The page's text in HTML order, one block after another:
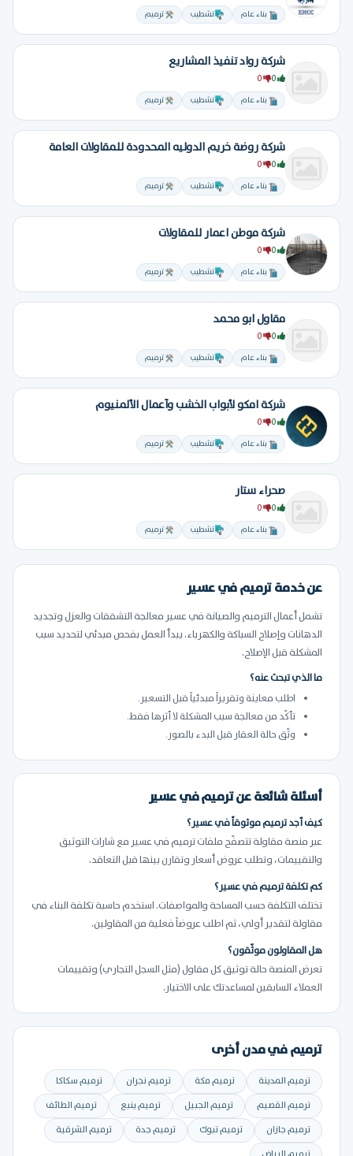
بناء عام تشطيب ترميم
شركة رواد تنفيذ المشاريع
بناء عام تشطيب ترميم
شركة روضة خريم الدوليه المحدودة للمقاولات العامة
بناء عام تشطيب ترميم
شركة موطن اعمار للمقاولات
بناء عام تشطيب ترميم
مقاول ابو محمد
بناء عام تشطيب ترميم
شركة امكو لأبواب الخشب وأعمال الألمنيوم
بناء عام تشطيب ترميم
صحراء ستار
بناء عام تشطيب ترميم
عن خدمة ترميم في عسير
تشمل أعمال الترميم والصيانة في عسير معالجة التشققات والعزل وتجديد
الدهانات وإصلاح السباكة والكهرباء. يبدأ العمل بفحص مبدئي لتحديد سبب
المشكلة قبل الإصلاح.
ما الذي تبحث عنه؟
اطلب معاينة وتقريراً مبدئياً قبل التسعير.
تأكّد من معالجة سبب المشكلة لا أثرها فقط.
وثّق حالة العقار قبل البدء بالصور.
أسئلة شائعة عن ترميم في عسير
كيف أجد ترميم موثوقاً في عسير؟
عبر منصة مقاولة تتصفّح ملفات ترميم في عسير مع شارات التوثيق
والتقييمات، وتطلب عروض أسعار وتقارن بينها قبل التعاقد.
كم تكلفة ترميم في عسير؟
تختلف التكلفة حسب المساحة والمواصفات. استخدم حاسبة تكلفة البناء في
مقاولة لتقدير أولي، ثم اطلب عروضاً فعلية من المقاولين.
هل المقاولون موثّقون؟
تعرض المنصة حالة توثيق كل مقاول (مثل السجل التجاري) وتقييمات
العملاء السابقين لمساعدتك على الاختيار.
ترميم في مدن أخرى
ترميم المدينة ترميم مكة ترميم نجران
ترميم سكاكا
ترميم القصيم
ترميم الجبيل ترميم ينبع
ترميم الطائف
ترميم جازان
ترميم تبوك ترميم جدة
ترميم الشرقية